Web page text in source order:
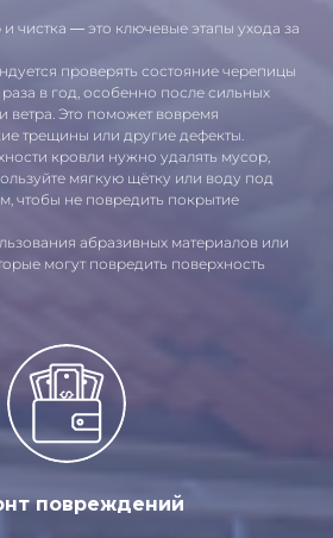
чистка — это ключевые этапы ухода за
проверять состояние черепицы
в год, особенно после сильных
ветра. Это поможет вовремя
трещины или другие дефекты.
кровли нужно удалять мусор,
мягкую щётку или воду под
чтобы не повредить покрытие
абразивных материалов или
могут повредить поверхность
повреждений